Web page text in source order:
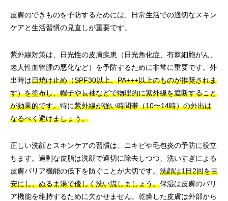
皮膚のできものを予防するためには、日常生活での適切なスキン
ケアと生活習慣の見直しが重要です。
紫外線対策は、日光性の皮膚疾患（日光角化症、有棘細胞がん、
老人性血管腫の悪化など）を予防するために非常に重要です。外
出時は日焼け止め（SPF30以上、PA+++以上のものが推奨されま
す）を塗布し、帽子や長袖などで物理的に紫外線を遮断すること
が効果的です。特に紫外線が強い時間帯（10〜14時）の外出は
なるべく避けましょう。
正しい洗顔とスキンケアの習慣は、ニキビや毛包炎の予防に役立
ちます。過剰な皮脂は洗顔で適切に除去しつつ、洗いすぎによる
皮膚バリア機能の低下を防ぐことが大切です。 洗顔は1日2回を目
安にし、ぬるま湯で優しく洗い流しましょう。保湿は皮膚のバリ
ア機能を維持するために欠かせません。乾燥した皮膚は外部から